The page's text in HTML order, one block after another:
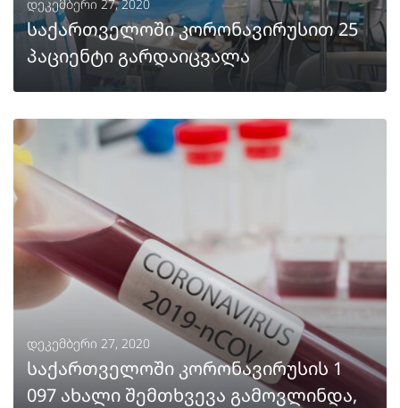
დეკემბერი 27, 2020
საქართველოში კორონავირუსით 25
პაციენტი გარდაიცვალა
ᲒᲐᲒᲠᲫᲔᲚᲔᲑᲐ
დეკემბერი 27, 2020
საქართველოში კორონავირუსის 1
097 ახალი შემთხვევა გამოვლინდა,